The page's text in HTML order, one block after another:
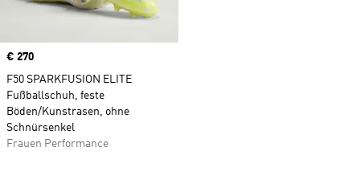
Price
€ 270
F50 SPARKFUSION ELITE
Fußballschuh, feste
Böden/Kunstrasen, ohne
Schnürsenkel
Frauen Performance